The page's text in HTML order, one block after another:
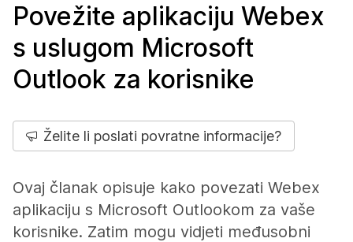
Povežite aplikaciju Webex
s uslugom Microsoft
Outlook za korisnike
Želite li poslati povratne informacije?
Ovaj članak opisuje kako povezati Webex
aplikaciju s Microsoft Outlookom za vaše
korisnike. Zatim mogu vidjeti međusobni